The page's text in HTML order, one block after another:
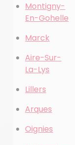
Montigny-
En-Gohelle
Marck
Aire-Sur-
La-Lys
Lillers
Arques
Oignies